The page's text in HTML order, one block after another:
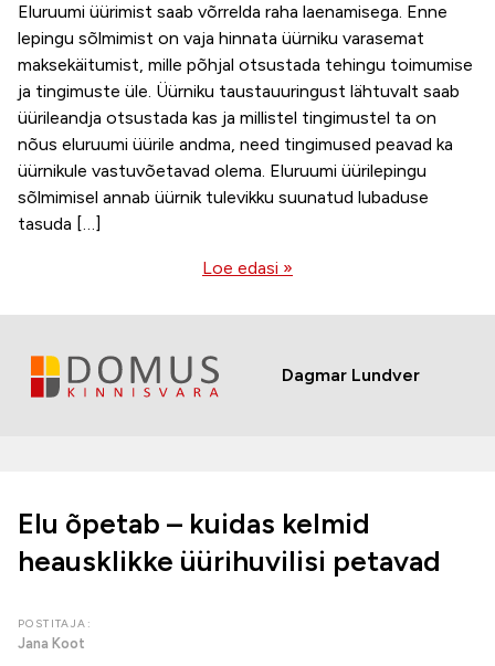
Eluruumi üürimist saab võrrelda raha laenamisega. Enne
lepingu sõlmimist on vaja hinnata üürniku varasemat
maksekäitumist, mille põhjal otsustada tehingu toimumise
ja tingimuste üle. Üürniku taustauuringust lähtuvalt saab
üürileandja otsustada kas ja millistel tingimustel ta on
nõus eluruumi üürile andma, need tingimused peavad ka
üürnikule vastuvõetavad olema. Eluruumi üürilepingu
sõlmimisel annab üürnik tulevikku suunatud lubaduse
tasuda […]
Loe edasi »
Dagmar Lundver
Elu õpetab – kuidas kelmid
heausklikke üürihuvilisi petavad
POSTITAJA:
Jana Koot